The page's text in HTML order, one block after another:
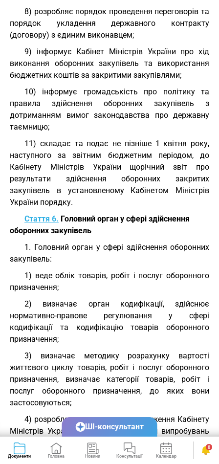
8) розробляє порядок проведення переговорів та
порядок укладення державного контракту
(договору) з єдиним виконавцем;
9) інформує Кабінет Міністрів України про хід
виконання оборонних закупівель та використання
бюджетних коштів за закритими закупівлями;
10) інформує громадськість про політику та
правила здійснення оборонних закупівель з
дотриманням вимог законодавства про державну
таємницю;
11) складає та подає не пізніше 1 квітня року,
наступного за звітним бюджетним періодом, до
Кабінету Міністрів України щорічний звіт про
результати здійснення оборонних закритих
закупівель в установленому Кабінетом Міністрів
України порядку.
Стаття 6. Головний орган у сфері здійснення
оборонних закупівель
1. Головний орган у сфері здійснення оборонних
закупівель:
1) веде облік товарів, робіт і послуг оборонного
призначення;
2) визначає орган кодифікації, здійснює
нормативно-правове регулювання у сфері
кодифікації та кодифікацію товарів оборонного
призначення;
3) визначає методику розрахунку вартості
життєвого циклу товарів, робіт і послуг оборонного
призначення, визначає категорії товарів, робіт і
послуг оборонного призначення, до яких вони
застосовуються;
4) розробляє та подає на затвердження Кабінету
Міністрів України порядок проведення випробувань
зразків озброєнь та військової техніки;
5) розробляє методологію формування потреб на
Документи Головна Новини Консультації Календар Сервіси
0
ШІ-консультант